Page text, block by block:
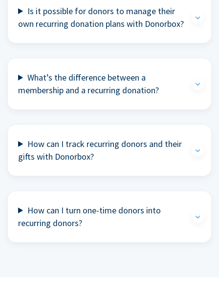
Is it possible for donors to manage their
own recurring donation plans with Donorbox?
What’s the difference between a
membership and a recurring donation?
How can I track recurring donors and their
gifts with Donorbox?
How can I turn one-time donors into
recurring donors?